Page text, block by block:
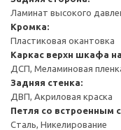
Ламинат высокого
Кромка:
Пластиковая окантовка
Каркас верхн шкафа
ДСП, Меламиновая
Задняя стенка:
ДВП, Акриловая краска
Петля со встроенным
Сталь, Никелирование